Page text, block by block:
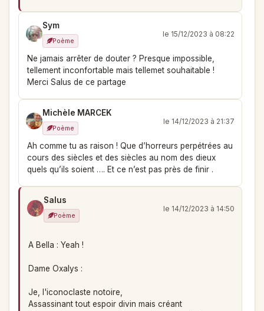
Sym
Poème
le 15/12/2023 à 08:22
Ne jamais arrêter de douter ? Presque impossible,
tellement inconfortable mais tellemet souhaitable !
Merci Salus de ce partage
Michèle MARCEK
Poème
le 14/12/2023 à 21:37
Ah comme tu as raison ! Que d’horreurs perpétrées au
cours des siècles et des siècles au nom des dieux
quels qu’ils soient …. Et ce n’est pas près de finir .
Salus
Poème
le 14/12/2023 à 14:50
A Bella : Yeah !
Dame Oxalys :
Je, l'iconoclaste notoire,
Assassinant tout espoir divin mais créant